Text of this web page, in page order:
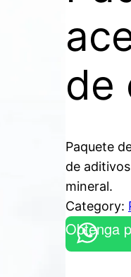
de
Paquete
de
mineral.
Category:
Obtenga